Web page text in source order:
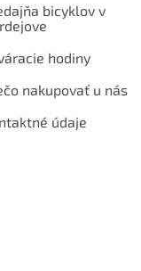
bicyklov v
hodiny
nakupovať u nás
údaje